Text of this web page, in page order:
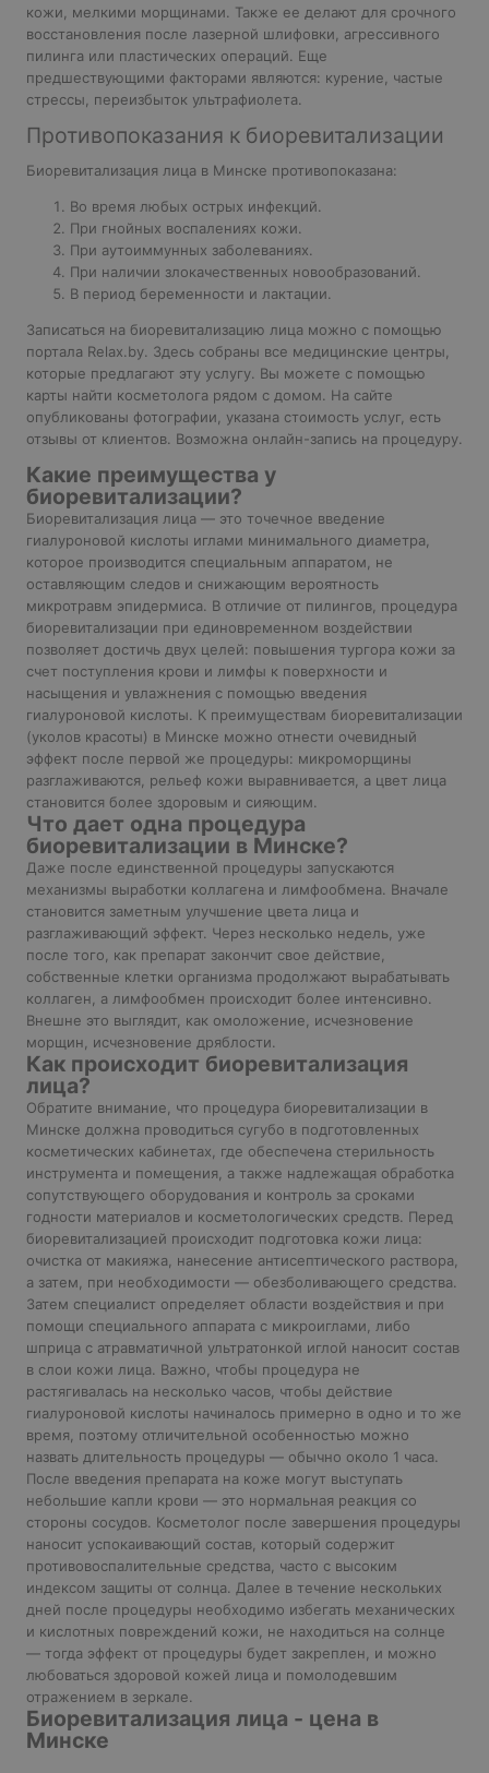
кожи, мелкими морщинами. Также ее делают для срочного
восстановления после лазерной шлифовки, агрессивного
пилинга или пластических операций. Еще
предшествующими факторами являются: курение, частые
стрессы, переизбыток ультрафиолета.
Противопоказания к биоревитализации
Биоревитализация лица в Минске противопоказана:
Во время любых острых инфекций.
При гнойных воспалениях кожи.
При аутоиммунных заболеваниях.
При наличии злокачественных новообразований.
В период беременности и лактации.
Записаться на биоревитализацию лица можно с помощью
портала Relax.by. Здесь собраны все медицинские центры,
которые предлагают эту услугу. Вы можете с помощью
карты найти косметолога рядом с домом. На сайте
опубликованы фотографии, указана стоимость услуг, есть
отзывы от клиентов. Возможна онлайн-запись на процедуру.
Какие преимущества у
биоревитализации?
Биоревитализация лица — это точечное введение
гиалуроновой кислоты иглами минимального диаметра,
которое производится специальным аппаратом, не
оставляющим следов и снижающим вероятность
микротравм эпидермиса. В отличие от пилингов, процедура
биоревитализации при единовременном воздействии
позволяет достичь двух целей: повышения тургора кожи за
счет поступления крови и лимфы к поверхности и
насыщения и увлажнения с помощью введения
гиалуроновой кислоты. К преимуществам биоревитализации
(уколов красоты) в Минске можно отнести очевидный
эффект после первой же процедуры: микроморщины
разглаживаются, рельеф кожи выравнивается, а цвет лица
становится более здоровым и сияющим.
Что дает одна процедура
биоревитализации в Минске?
Даже после единственной процедуры запускаются
механизмы выработки коллагена и лимфообмена. Вначале
становится заметным улучшение цвета лица и
разглаживающий эффект. Через несколько недель, уже
после того, как препарат закончит свое действие,
собственные клетки организма продолжают вырабатывать
коллаген, а лимфообмен происходит более интенсивно.
Внешне это выглядит, как омоложение, исчезновение
морщин, исчезновение дряблости.
Как происходит биоревитализация
лица?
Обратите внимание, что процедура биоревитализации в
Минске должна проводиться сугубо в подготовленных
косметических кабинетах, где обеспечена стерильность
инструмента и помещения, а также надлежащая обработка
сопутствующего оборудования и контроль за сроками
годности материалов и косметологических средств. Перед
биоревитализацией происходит подготовка кожи лица:
очистка от макияжа, нанесение антисептического раствора,
а затем, при необходимости — обезболивающего средства.
Затем специалист определяет области воздействия и при
помощи специального аппарата с микроиглами, либо
шприца с атравматичной ультратонкой иглой наносит состав
в слои кожи лица. Важно, чтобы процедура не
растягивалась на несколько часов, чтобы действие
гиалуроновой кислоты начиналось примерно в одно и то же
время, поэтому отличительной особенностью можно
назвать длительность процедуры — обычно около 1 часа.
После введения препарата на коже могут выступать
небольшие капли крови — это нормальная реакция со
стороны сосудов. Косметолог после завершения процедуры
наносит успокаивающий состав, который содержит
противовоспалительные средства, часто с высоким
индексом защиты от солнца. Далее в течение нескольких
дней после процедуры необходимо избегать механических
и кислотных повреждений кожи, не находиться на солнце
— тогда эффект от процедуры будет закреплен, и можно
любоваться здоровой кожей лица и помолодевшим
отражением в зеркале.
Биоревитализация лица - цена в
Минске